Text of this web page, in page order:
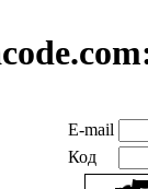
E-mail
Код